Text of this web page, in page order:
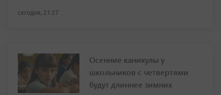
сегодня, 21:27
Осенние каникулы у
школьников с четвертями
будут длиннее зимних